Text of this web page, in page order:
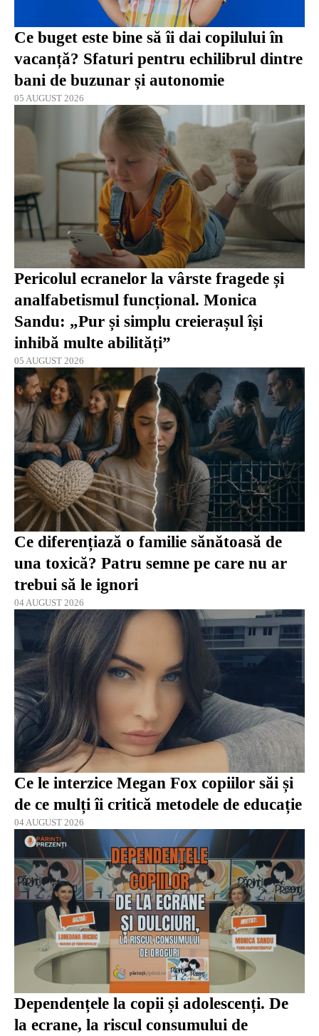
Ce buget este bine să îi dai copilului în
vacanță? Sfaturi pentru echilibrul dintre
bani de buzunar și autonomie
05 AUGUST 2026
Pericolul ecranelor la vârste fragede și
analfabetismul funcțional. Monica
Sandu: „Pur și simplu creierașul își
inhibă multe abilități”
05 AUGUST 2026
Ce diferențiază o familie sănătoasă de
una toxică? Patru semne pe care nu ar
trebui să le ignori
04 AUGUST 2026
Ce le interzice Megan Fox copiilor săi și
de ce mulți îi critică metodele de educație
04 AUGUST 2026
Dependențele la copii și adolescenți. De
la ecrane, la riscul consumului de